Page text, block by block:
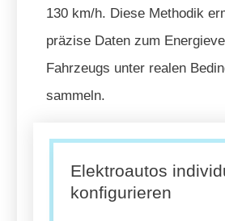
130 km/h. Diese Methodik
präzise Daten zum
Fahrzeugs unter realen
sammeln.
Elektroautos
konfigurieren